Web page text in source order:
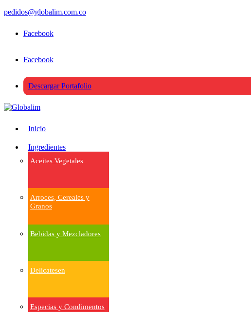
pedidos@globalim.com.co
Facebook
Facebook
Descargar Portafolio
Inicio
Ingredientes
Aceites Vegetales
Arroces, Cereales y
Granos
Bebidas y Mezcladores
Delicatesen
Especias y Condimentos